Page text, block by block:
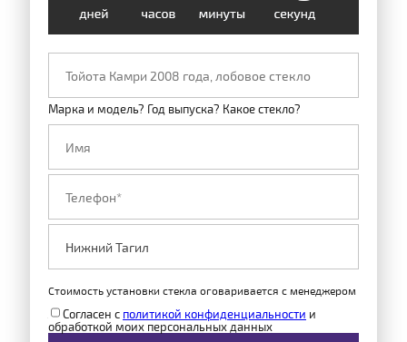
Марка и модель? Год выпуска? Какое стекло?
Стоимость установки стекла оговаривается с менеджером
Согласен с политикой конфиденциальности и
обработкой моих персональных данных